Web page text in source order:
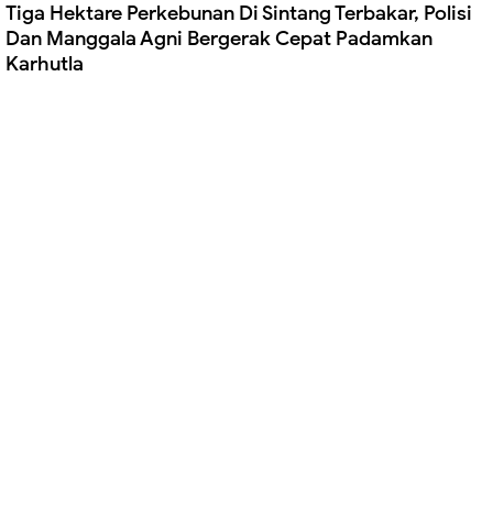
Tiga Hektare Perkebunan Di Sintang Terbakar, Polisi
Dan Manggala Agni Bergerak Cepat Padamkan
Karhutla